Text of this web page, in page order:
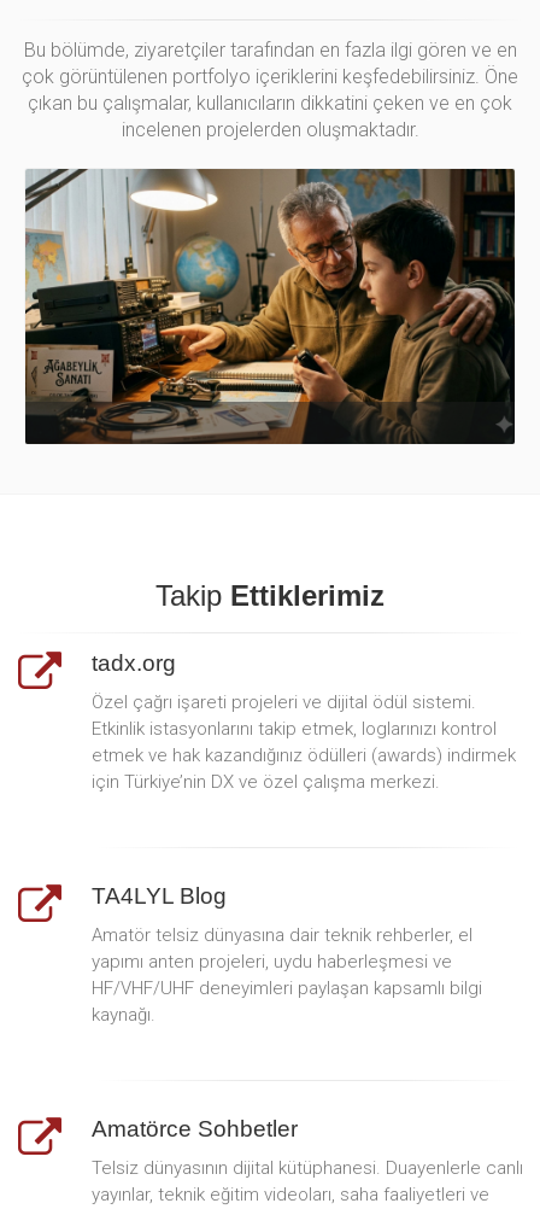
Bu bölümde, ziyaretçiler tarafından en fazla ilgi gören ve en
çok görüntülenen portfolyo içeriklerini keşfedebilirsiniz. Öne
çıkan bu çalışmalar, kullanıcıların dikkatini çeken ve en çok
incelenen projelerden oluşmaktadır.
Takip Ettiklerimiz
tadx.org
Özel çağrı işareti projeleri ve dijital ödül sistemi.
Etkinlik istasyonlarını takip etmek, loglarınızı kontrol
etmek ve hak kazandığınız ödülleri (awards) indirmek
için Türkiye’nin DX ve özel çalışma merkezi.
TA4LYL Blog
Amatör telsiz dünyasına dair teknik rehberler, el
yapımı anten projeleri, uydu haberleşmesi ve
HF/VHF/UHF deneyimleri paylaşan kapsamlı bilgi
kaynağı.
Amatörce Sohbetler
Telsiz dünyasının dijital kütüphanesi. Duayenlerle canlı
yayınlar, teknik eğitim videoları, saha faaliyetleri ve